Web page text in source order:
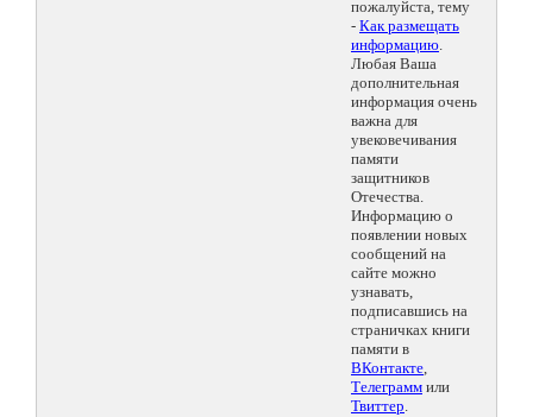
пожалуйста, тему
- Как размещать
информацию.
Любая Ваша
дополнительная
информация очень
важна для
увековечивания
памяти
защитников
Отечества.
Информацию о
появлении новых
сообщений на
сайте можно
узнавать,
подписавшись на
страничках книги
памяти в
ВКонтакте,
Телеграмм или
Твиттер.